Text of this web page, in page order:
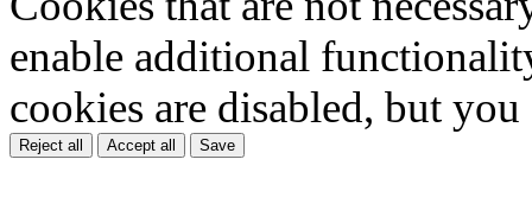
enable additional
cookies are disabled, but
Reject all Accept all Save